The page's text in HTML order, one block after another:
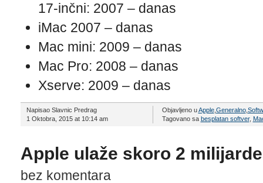
17-inčni: 2007 – danas
iMac 2007 – danas
Mac mini: 2009 – danas
Mac Pro: 2008 – danas
Xserve: 2009 – danas
Napisao Slavnic Predrag
1 Oktobra, 2015 at 10:14 am
Objavljeno uApple, Generalno,
Tagovano sa besplatan softver,
Apple ulaže skoro 2
bez komentara